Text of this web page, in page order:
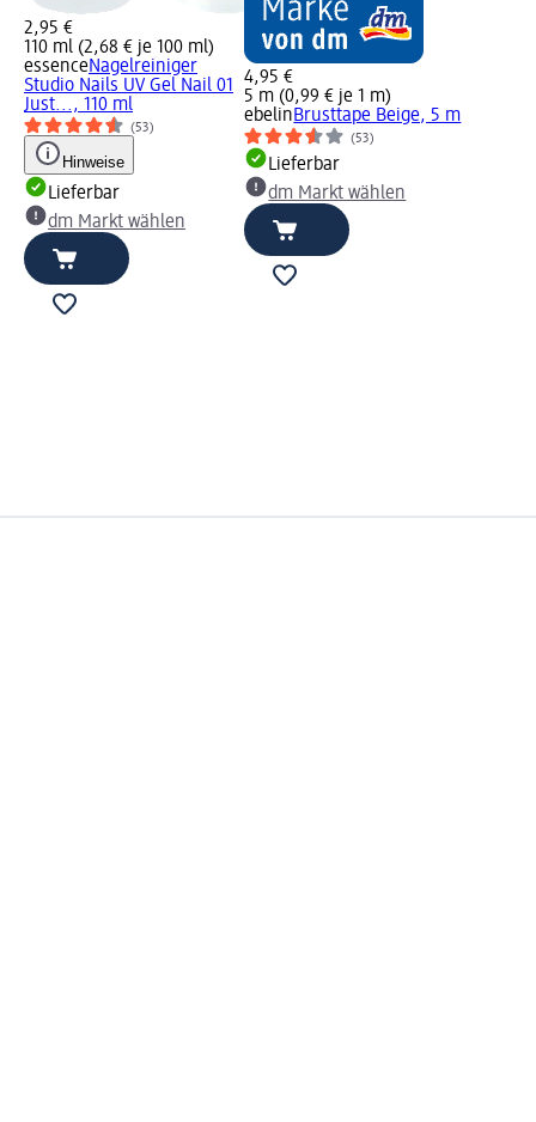
2,95 €
110 ml (2,68 € je 100 ml)
essenceNagelreiniger
Studio Nails UV Gel Nail 01
Just..., 110 ml
(53)
Hinweise
Lieferbar
dm Markt wählen
4,95 €
5 m (0,99 € je 1 m)
ebelinBrusttape Beige, 5 m
(53)
Lieferbar
dm Markt wählen